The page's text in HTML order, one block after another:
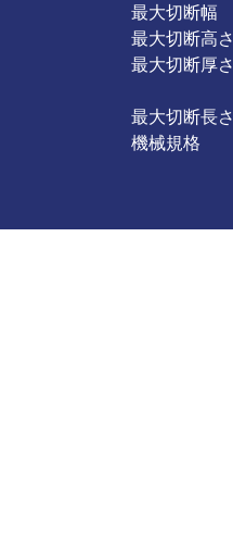
最大切断幅
最大切断高さ
最大切断厚さ
最大切断長さ
機械規格